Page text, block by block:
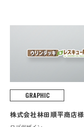
GRAPHIC
株式会社林田順平商店様